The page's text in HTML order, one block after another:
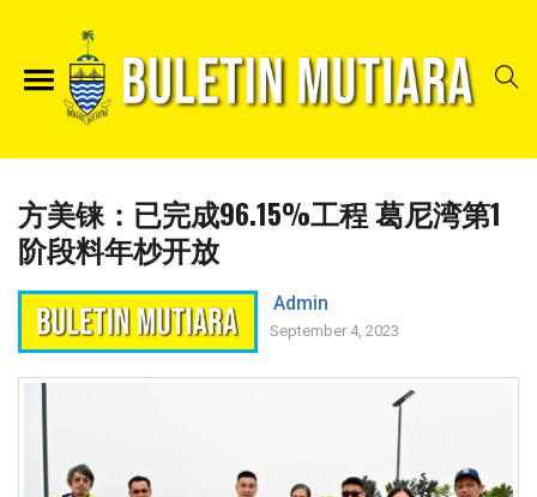
方美铼：已完成96.15%工程 葛尼湾第1
阶段料年杪开放
Admin
September 4, 2023